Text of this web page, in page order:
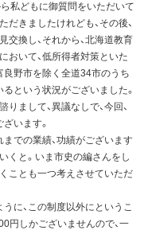
私どもに御質問をいただいて
きましたけれども、その後、
交換し、それから、北海道教育
おいて、低所得者対策といた
良野市を除く全道34市のうち
という状況がございました。
まして、異議なしで、今回、
います。
での業績、功績がございます
くと。いま市史の編さんをし
ことも一つ考えさせていただ
に、この制度以外にというこ
円しかございませんので、一